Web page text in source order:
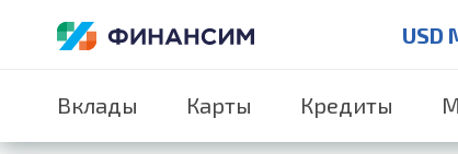
USD
Вклады Карты Кредиты